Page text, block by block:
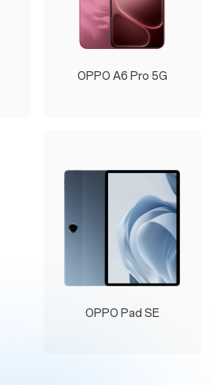
OPPO A6 Pro 5G
OPPO Pad SE